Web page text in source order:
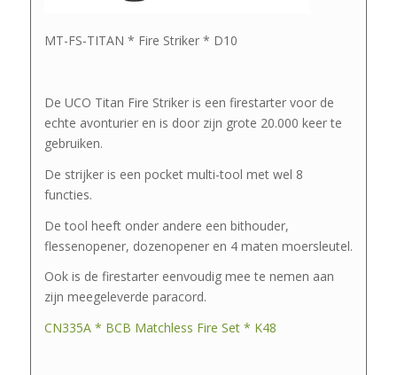
MT-FS-TITAN * Fire Striker * D10
De UCO Titan Fire Striker is een firestarter voor de
echte avonturier en is door zijn grote 20.000 keer te
gebruiken.
De strijker is een pocket multi-tool met wel 8
functies.
De tool heeft onder andere een bithouder,
flessenopener, dozenopener en 4 maten moersleutel.
Ook is de firestarter eenvoudig mee te nemen aan
zijn meegeleverde paracord.
CN335A * BCB Matchless Fire Set * K48